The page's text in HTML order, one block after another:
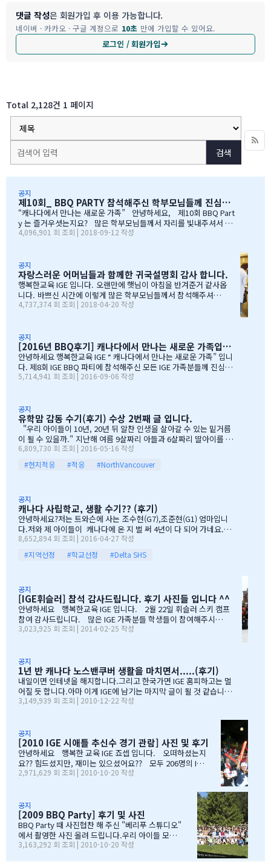
댓글 작성은 회원가입 후 이용 가능합니다.
네이버 · 카카오 · 구글 계정으로 10초 만에 가입할 수 있어요.
로그인 / 회원가입
Total 2,128건 1 페이지
검색
공지
제10회_ BBQ PARTY 참석해주신 학부모님들께 진심으로 감사드립니다
“캐나다에서 만나는 새로운 가족” 안녕하세요, 제10회 BBQ Part
y 는 즐거우셧는지요? 많은 학부모님들께서 자리를 빛내주셔서 너
무 감사합니다. 오전에 비가 와서 많이 걱정을 하엿지만, 다행이도
무 감사하엿지요. (아마 작년에 참석하셧던 학부모님들은 아주 아주
잘 아셧을것입니다 ^^). 매년 여름의 BBQ 파티는 WELCOME TO C
ANADA & WELCOME TO IGE 의미를 두고 있습니다. Q & A 에서 I
GE 의 Motto 에 대해서, 언급드린봐와 같이, 행사 준비에 음식준비
그리고 상품 물건을 구입하면서, 필요하신 생필품(?)이 무엇인지? 고
4,096,901 회 조회 | 2018-09-12 작성
공지
자랑스러운 어머님들과 함께한 귀국설명회 감사 합니다.
행복한교육 IGE 입니다. 오랜만에 햇님이 아침을 반겨준거 같사옵
니다. 바쁘신 시간에 이렇게 많은 학부모님들께서 참석해주셔서
자리를 빛내주셔서 진심으로 감사 또 감사드립니다. 멀리서 남아
rean 어머님들은 준비성은 최고 인걸 다시 느끼게된 하루엿습니
다. 유학맘이야기에 댓글이 27 이였지만, 참석해주시는 학부모
님들은 50분이 넘으셔서, 처음 오픈닝때 당황스러웠지만요~~ 바
쁘신 와중에 참석해주신 [TD은행,오경호부동산,웨스트캐나다종
합보험,캐나다쉬핑(코쉽해운),한인모터스]VERY 감사드리며, 언제
데 불편한거 없이 꼼꼼히 준비하시기 바라며, 내일이면 아마도 무
한의 카톡 및 연락이 오지않을까 생각이 …
4,737,374 회 조회 | 2018-04-20 작성
공지
[2016년 BBQ후기] 캐나다에서 만나는 새로운 가족입니다
안녕하세요 행복한교육 IGE “ 캐나다에서 만나는 새로운 가족” 입니
다. 제8회 IGE BBQ 파티에 참석해주신 모든 IGE 가족분들께 진심으
로 감사드립니다. 오전에 비가 와서 걱정 또 걱정을 하였지만, 어느
전부터 차근 차근 준비하엿습니다. 많은 IGE 가족분들께서 참석해주
셧으며,(총114가족) 노스밴쿠버,랭리교육청 교육감님들께서도 참석
해주셧습니다. 11시30분부터 오픈닝을 시작하엿고, 12시부터 BBQ
파티 시작으로 START 하엿지요. 그 다음 자녀학생들을 위하여 보물
찻기 그리고 Q & A 를 시작으로 학부모님들께 답을 마추신 분들께 선
물을 증정하는 즐거운 시간을 가져습니다. 매년 여름마다 BBQ 파티
를 진행하면서 시간이 정말 빨리 가는구나 생각이 듭니다. 맨처음…
5,714,941 회 조회 | 2016-09-06 작성
공지
유학맘 감동 수기(후기) 수상 2번째 글 입니다.
"우리 아이들이 10년, 20년 뒤 알찬 인생을 살아갈 수 있는 밑거름
이 될 수 있을까." 지난해 여름 9살짜리 아들과 6살짜리 딸아이를 데
리고 캐나다 밴쿠버로 조기유학을 떠날 결심을 했을 때, 매일밤 떠오
르는 고민이었습니다. 지난 10여년동안 부모님과 함께 삼대가 살아
왔기에 고민은 더욱 컸습니다. 가족이 떨어져 지내는 시간을 나이 드
遷之敎, 맹자의 어머니가 자식을 위해 세 번 이사했다는 뜻)는 못할
망정, 조금이라도 기회가 있을 때 망설이지 말라"는 말로 오히려 제
등을 떠미셨습니다. 경제적인 여건이 딱히 좋은 것도 아니었습니다.
유학비용도 평소 한국에서 들어가던 교육비에 생활비가 조금 더 들어
가는 수준으로 잡았습니다. 자린고비 정신으로 단단히 무장을 했지
요. 어찌보면 단순무식하게 "영어도 배우고 아이들이 살아…
6,809,730 회 조회 | 2016-05-16 작성
#현지적응
#적응 #NorthVancouver
공지
캐나다 사립학교, 생활 수기?? (후기)
안녕하세요?저는 트와슨에 사는 조수현(G7),조준현(G1) 엄마입니
다.저와 제 아이들이 캐나다에 온 지 벌 써 4년이 다 되어 가네요.이
렇게 오래 있게 된 이유는 단 하나 너무 좋아서 입니다.철새도래지 바
다도 가까이 있고 조용하고 제 아이들이 다니는 학교도 너무 좋습니
다.백인 비율도 높고요.ㅎㅎ제가 가장 만족도가 높았던 높게 생각 하
정말 대단합니다.발론티어로 돌아가는 것도 대단하고요. 큰아이가
처음 왔을 떼 G4 영어도 잘 못하고 힘들어 할 때 워낙 엉뚱한 놈이라
엉뚱한 짓을 할 때도 선생님께서 괜찮다고남자아이들은 그렇게 크는
거라고 말씀해주시고아이의 작은 장단점도 다 알고 계시고 장점도
크게 칭찬해주시고학년 마지막 주에는 저를 앉혀놓고 방학 캠프 리
8,652,894 회 조회 | 2016-04-27 작성
#지역선정
#학교선정 #Delta SHS
공지
[IGE휘슬러] 참석 감사드립니다. 후기 사진들 입니다 ^^
안녕하세요 행복한교육 IGE 입니다. 2월 22일 휘슬러 스키 캠프
참여 감사드립니다. 많은 IGE 가족분들 학생들이 참여해주시고,
빛내주셔서 감사드립니다. 안타깝게도 화창한 날씨여야하는데,
장님, 웨스트캐나다 보험 김정중부장님, 하나투어 지용구님, IGE S
CHOOL 부서에 김미정선생님, 박숙희 선생님 그리고 코퀴틀람 사
무실에 김의정팀장님, 김예경님 진심을 감사드립니다. 마지막으
로 요번 행사를 진행해주신 전준성 본부장님께 감사드리며, 이벤트
까지 준비해주신 본부장님 수고많으셨습니다. " 스키 이벤트" 꼭
들은 댓글로 남겨주시면, 카톡 혹은 메일로 보내드리겠습니다. 감
사합니다.…
3,023,925 회 조회 | 2014-02-25 작성
공지
1년 반 캐나다 노스밴쿠버 생활을 마치면서.....(후기)
내일이면 인테넷을 해지합니다.그리고 한국가면 IGE 홈피하고는 멀
어질 듯 합니다.아마 이게 IGE에 남기는 마지막 글이 될 것 같습니다
1년 반동안의 시간...저희 아이들에게 너무 소중한 시간이였습니다.
선택이였는데......추천 받은 세 군 데 중에서 선택한 IGE.....서비스
마인드가 확실하고 고객을 끝까지 책임질 줄 아는 회사였습니다.한
국 학생이 적은 웨스트 벤쿠버. 그리고 정 사장님이 추천해주신 caulf
eild.....최고의 선택이였습니다. 아이들은 지난 주 부터 계속 farew
ell party입니다.지난 주에 큰애는 6학년 남자 애들 모두 모여서 이번
에 떠나는 한국 아이 2명을 위한 피자파티에 참석하였고 이번 주는 6
학년 아이들끼리 노벤에 있는 레이저텍에서 번개 모임을 하고 놀다가
왔습니다.둘째는 친했던 친구들 집에 초대를 받아서 4명의 친구와 돌
아가면서 sleep over하느라 집에 들어오질 않습니…
3,149,939 회 조회 | 2010-12-22 작성
공지
[2010 IGE 시애틀 추신수 경기 관람] 사진 및 후기
안녕하세요 행복한 교육 IGE 죠셉 입니다. 오떠하셨는지
요?? 힘드셨지만, 재미는 있으셨어요?? 모두 206명의 IGE
가족분들이 참석하셨으며, 무사히 이벤트 마무리되었습니
습니다. 감사합니다...꾸벅!!! 이른 아침부터 준비하시고,
국경에서 장작 3시간동안 시간이 걸리셨고....오마이갓~!!!
그래두 미국땅은 밟아보았죠~~추신수도 보고~~야구경기도
보고~~~따뜻한 햇빛아래에서 시원한 맥주도....ㅋㅋㅋ ^^
아버님/어머님들의 여유스러운 모습에 저 또한 신나드라고
요~~~응원도 힘차게 하며...단지 추신수 선수가 뒷 돌아보지
않아서 아쉬웠지만...........( 쫌~~ 뒤를 돌아보고 손 한번 흔
2,971,629 회 조회 | 2010-10-20 작성
공지
[2009 BBQ Party] 후기 및 사진
BBQ Party 때 사진협찬 해 주신 "베리푸 스튜디오"
에서 촬영한 사진 올려 드립니다.우리 아이들 모
습 잘 찾아 보세요..혹시나 빠진 가족이 있더라도 용
3,163,292 회 조회 | 2010-10-20 작성